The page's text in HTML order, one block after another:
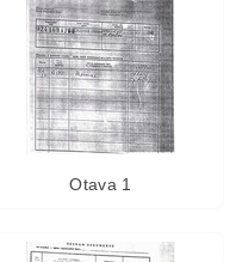
Otava 1